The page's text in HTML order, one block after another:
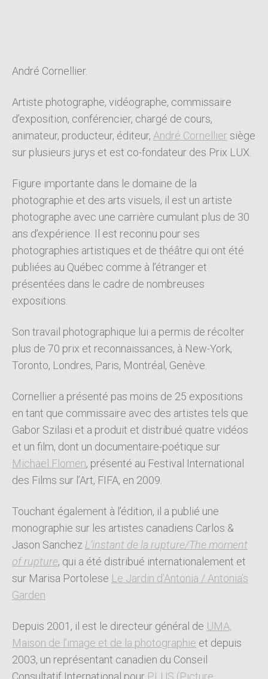
André Cornellier.
Artiste photographe, vidéographe, commissaire
d’exposition, conférencier, chargé de cours,
animateur, producteur, éditeur, André Cornellier siège
sur plusieurs jurys et est co-fondateur des Prix LUX.
Figure importante dans le domaine de la
photographie et des arts visuels, il est un artiste
photographe avec une carrière cumulant plus de 30
ans d’expérience. Il est reconnu pour ses
photographies artistiques et de théâtre qui ont été
publiées au Québec comme à l’étranger et
présentées dans le cadre de nombreuses
expositions.
Son travail photographique lui a permis de récolter
plus de 70 prix et reconnaissances, à New-York,
Toronto, Londres, Paris, Montréal, Genève.
Cornellier a présenté pas moins de 25 expositions
en tant que commissaire avec des artistes tels que
Gabor Szilasi et a produit et distribué quatre vidéos
et un film, dont un documentaire-poétique sur
Michael Flomen, présenté au Festival International
des Films sur l’Art, FIFA, en 2009.
Touchant également à l’édition, il a publié une
monographie sur les artistes canadiens Carlos &
Jason Sanchez L’instant de la rupture/The moment
of rupture, qui a été distribué internationalement et
sur Marisa Portolese Le Jardin d’Antonia / Antonia’s
Garden
Depuis 2001, il est le directeur général de UMA,
Maison de l’image et de la photographie et depuis
2003, un représentant canadien du Conseil
Consultatif International pour PLUS (Picture